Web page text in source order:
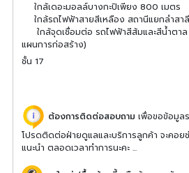
ใกล้เดอะมอลล์บางกะปิเพียง 800 เมตร
ใกล้รถไฟฟ้าสายสีเหลือง สถานีแยกลำส
ใกล้จุดเชื่อมต่อ รถไฟฟ้าสีส้มและสีน้ำตา
แผนการก่อสร้าง)
ชั้น 17
ต้องการติดต่อสอบถาม เพื่อขอข้อมูล
โปรดติดต่อฝ่ายดูแลและบริการลูกค้า จะคอย
แนะนำ ตลอดเวลาทำการนะคะ ...